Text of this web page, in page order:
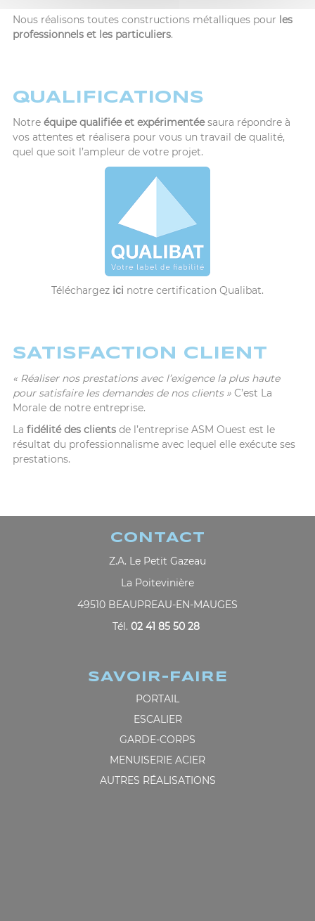
Nous réalisons toutes constructions métalliques pour les
professionnels et les particuliers.
QUALIFICATIONS
Notre équipe qualifiée et expérimentéesaura répondre à
vos attentes et réalisera pour vous un travail de qualité,
quel que soit l’ampleur de votre projet.
Téléchargez ici notre certification Qualibat.
SATISFACTION CLIENT
« Réaliser nos prestations avec l’exigence la plus haute
pour satisfaire les demandes de nos clients »C’est La
Morale de notre entreprise.
La fidélité des clientsde l’entreprise ASM Ouest est le
résultat du professionnalisme avec lequel elle exécute ses
prestations.
CONTACT
Z.A. Le Petit Gazeau
La Poitevinière
49510 BEAUPREAU-EN-MAUGES
Tél. 02 41 85 50 28
SAVOIR-FAIRE
PORTAIL
ESCALIER
GARDE-CORPS
MENUISERIE ACIER
AUTRES RÉALISATIONS